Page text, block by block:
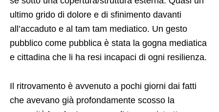
pubblico come pubblica è stata la gogna mediatica
e cittadina che li ha resi incapaci di ogni resilienza.
Il ritrovamento è avvenuto a pochi giorni dai fatti
che avevano già profondamente scosso la
vicenda giudiziaria ancora in fase di accertamento
si è trasformata in una sequenza di lutti che